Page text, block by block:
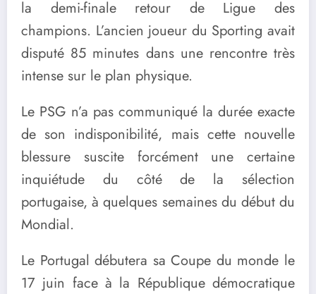
la demi-finale retour de Ligue des
champions. L’ancien joueur du Sporting avait
disputé 85 minutes dans une rencontre très
intense sur le plan physique.
Le PSG n’a pas communiqué la durée exacte
de son indisponibilité, mais cette nouvelle
blessure suscite forcément une certaine
inquiétude du côté de la sélection
portugaise, à quelques semaines du début du
Mondial.
Le Portugal débutera sa Coupe du monde le
17 juin face à la République démocratique